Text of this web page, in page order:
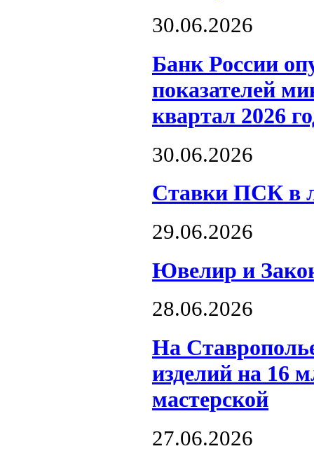
30.06.2026
Банк России
показателей
квартал 2026
30.06.2026
Ставки ПСК в
29.06.2026
Ювелир и
28.06.2026
На
изделий на 16
мастерской
27.06.2026